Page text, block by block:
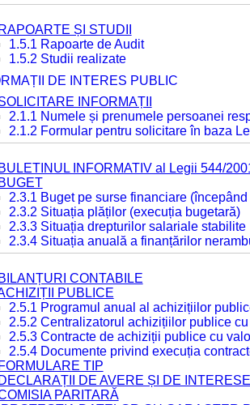
ȘI STUDII
1.5.1 Rapoarte de Audit
1.5.2 Studii realizate
DE INTERES PUBLIC
INFORMAȚII
2.1.1 Numele și prenumele persoanei
2.1.2 Formular pentru solicitare în baza
INFORMATIV al Legii 544/
2.3.1 Buget pe surse financiare
2.3.2 Situația plăților (execuția bugetară)
2.3.3 Situația drepturilor salariale
2.3.4 Situația anuală a finanțărilor
CONTABILE
PUBLICE
2.5.1 Programul anual al achizițiilor
2.5.2 Centralizatorul achizițiilor publice
2.5.3 Contracte de achiziții publice cu
2.5.4 Documente privind execuția
TIP
DE AVERE ȘI DE INTERESE
PARITARĂ